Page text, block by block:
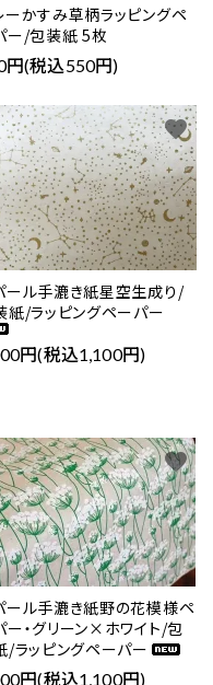
ーかすみ草柄ラッピングペ
ー/包装紙 5枚
円(税込550円)
ール手漉き紙星空生成り/
紙/ラッピングペーパー
円(税込1,100円)
favorite
ール手漉き紙野の花模様ペ
ー・グリーン×ホワイト/包
/ラッピングペーパー
円(税込1,100円)
favorite